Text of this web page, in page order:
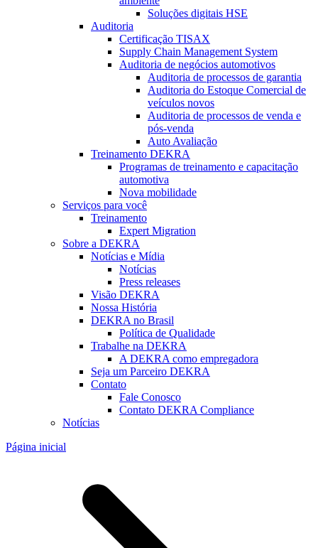
Soluções digitais HSE
Auditoria
Certificação TISAX
Supply Chain Management System
Auditoria de negócios automotivos
Auditoria de processos de garantia
Auditoria do Estoque Comercial de
veículos novos
Auditoria de processos de venda e
pós-venda
Auto Avaliação
Treinamento DEKRA
Programas de treinamento e capacitação
automotiva
Nova mobilidade
Serviços para você
Treinamento
Expert Migration
Sobre a DEKRA
Notícias e Mídia
Notícias
Press releases
Visão DEKRA
Nossa História
DEKRA no Brasil
Política de Qualidade
Trabalhe na DEKRA
A DEKRA como empregadora
Seja um Parceiro DEKRA
Contato
Fale Conosco
Contato DEKRA Compliance
Notícias
Página inicial